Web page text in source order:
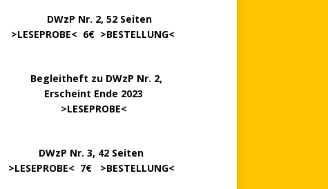
DWzP Nr. 2, 52 Seiten
>LESEPROBE< 6€ >BESTELLUNG<
Begleitheft zu DWzP Nr. 2,
Erscheint Ende 2023
>LESEPROBE<
DWzP Nr. 3, 42 Seiten
>LESEPROBE< 7€ >BESTELLUNG<